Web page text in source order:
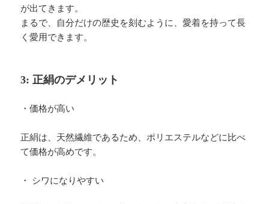
が出てきます。
まるで、自分だけの歴史を刻むように、愛着を持って長
く愛用できます。
3: 正絹のデメリット
・価格が高い
正絹は、天然繊維であるため、ポリエステルなどに比べ
て価格が高めです。
・ シワになりやすい